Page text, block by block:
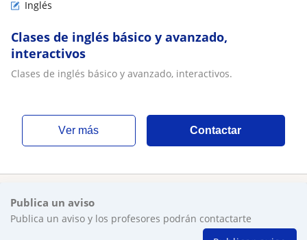
Inglés
Clases de inglés básico y avanzado,
interactivos
Clases de inglés básico y avanzado, interactivos.
ver más Contactar
Publica un aviso
Publica un aviso y los profesores podrán contactarte